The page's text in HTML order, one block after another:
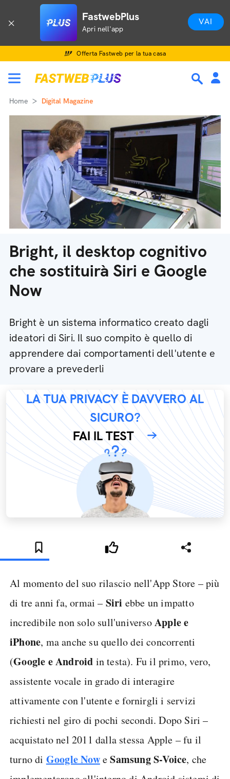
FastwebPlus
Apri nell'app
VAI
Offerta Fastweb per la tua casa
Home Digital Magazine
Bright, il desktop cognitivo
che sostituirà Siri e Google
Now
Bright è un sistema informatico creato dagli
ideatori di Siri. Il suo compito è quello di
apprendere dai comportamenti dell'utente e
provare a prevederli
LA TUA PRIVACY È DAVVERO AL
SICURO?
FAI IL TEST
Al momento del suo rilascio nell'App Store – più
di tre anni fa, ormai – Siri ebbe un impatto
incredibile non solo sull'universoApple e
iPhone, ma anche su quello dei concorrenti
(Google e Android in testa). Fu il primo, vero,
assistente vocale in grado di interagire
attivamente con l'utente e fornirgli i servizi
richiesti nel giro di pochi secondi. Dopo Siri –
acquistato nel 2011 dalla stessa Apple – fu il
turno di Google NoweSamsung S-Voice, che